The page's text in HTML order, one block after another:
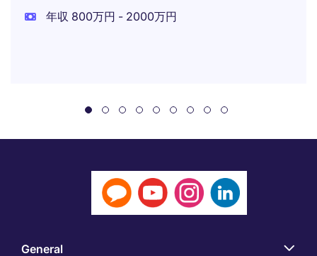
年収 800万円 - 2000万円
General